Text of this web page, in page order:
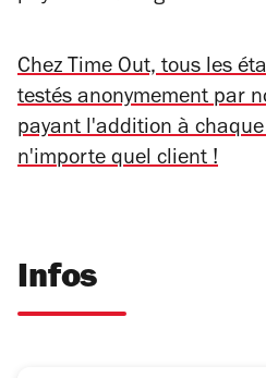
Chez Time Out, tous les
testés anonymement par
payant l'addition à
n'importe quel client !
Infos